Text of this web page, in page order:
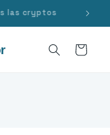
las cryptos
Carrito